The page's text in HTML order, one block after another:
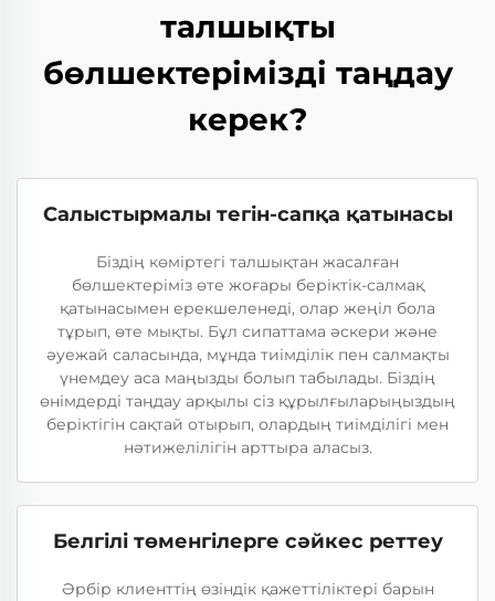
талшықты
бөлшектерімізді таңдау
керек?
Салыстырмалы тегін-сапқа қатынасы
Біздің көміртегі талшықтан жасалған
бөлшектеріміз өте жоғары беріктік-салмақ
қатынасымен ерекшеленеді, олар жеңіл бола
тұрып, өте мықты. Бұл сипаттама әскери және
әуежай саласында, мұнда тиімділік пен салмақты
үнемдеу аса маңызды болып табылады. Біздің
өнімдерді таңдау арқылы сіз құрылғыларыңыздың
беріктігін сақтай отырып, олардың тиімділігі мен
нәтижелілігін арттыра аласыз.
Белгілі төменгілерге сәйкес реттеу
Әрбір клиенттің өзіндік қажеттіліктері барын